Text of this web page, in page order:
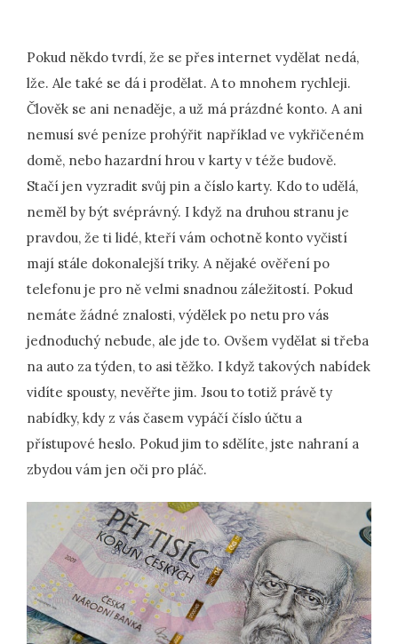
Pokud někdo tvrdí, že se přes internet vydělat nedá,
lže. Ale také se dá i prodělat. A to mnohem rychleji.
Člověk se ani nenaděje, a už má prázdné konto. A ani
nemusí své peníze prohýřit například ve vykřičeném
domě, nebo hazardní hrou v karty v téže budově.
Stačí jen vyzradit svůj pin a číslo karty. Kdo to udělá,
neměl by být svéprávný. I když na druhou stranu je
pravdou, že ti lidé, kteří vám ochotně konto vyčistí
mají stále dokonalejší triky. A nějaké ověření po
telefonu je pro ně velmi snadnou záležitostí. Pokud
nemáte žádné znalosti, výdělek po netu pro vás
jednoduchý nebude, ale jde to. Ovšem vydělat si třeba
na auto za týden, to asi těžko. I když takových nabídek
vidíte spousty, nevěřte jim. Jsou to totiž právě ty
nabídky, kdy z vás časem vypáčí číslo účtu a
přístupové heslo. Pokud jim to sdělíte, jste nahraní a
zbydou vám jen oči pro pláč.